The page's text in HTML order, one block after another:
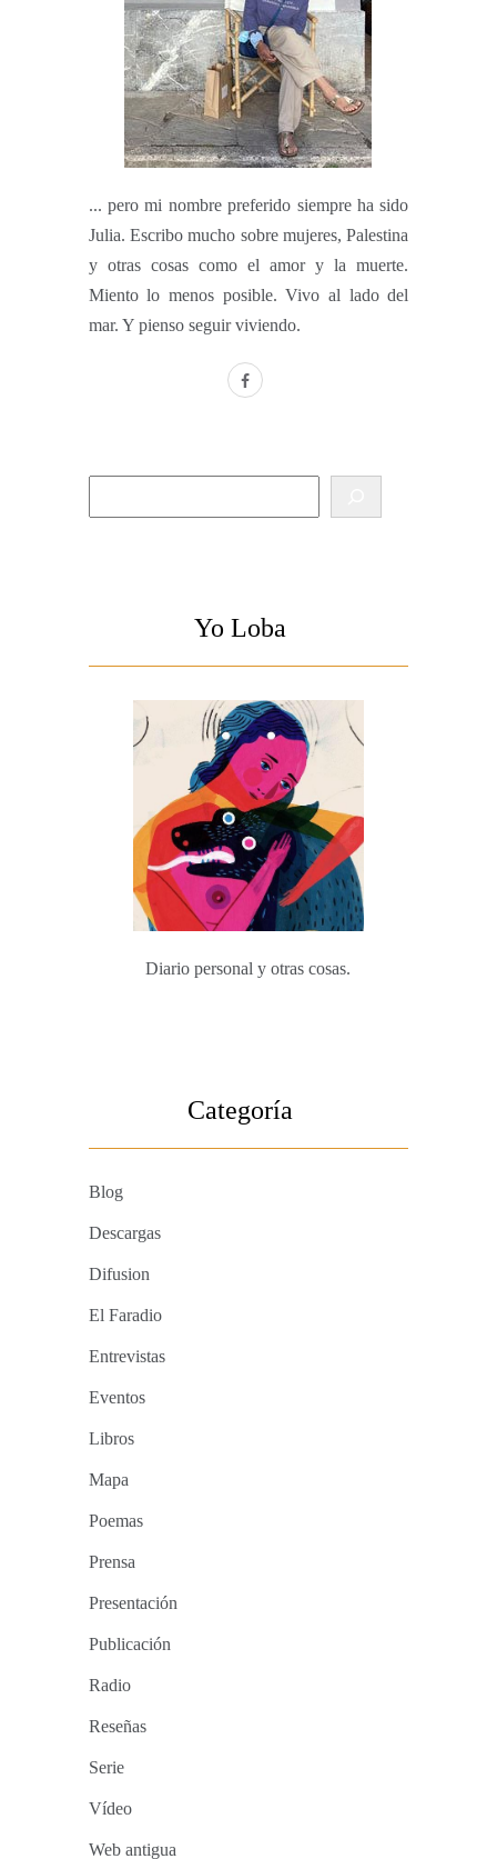
... pero mi nombre preferido siempre ha sido
Julia. Escribo mucho sobre mujeres, Palestina
y otras cosas como el amor y la muerte.
Miento lo menos posible. Vivo al lado del
mar. Y pienso seguir viviendo.
facebook
Yo Loba
Diario personal y otras cosas.
Categoría
Blog
Descargas
Difusion
El Faradio
Entrevistas
Eventos
Libros
Mapa
Poemas
Prensa
Presentación
Publicación
Radio
Reseñas
Serie
Vídeo
Web antigua